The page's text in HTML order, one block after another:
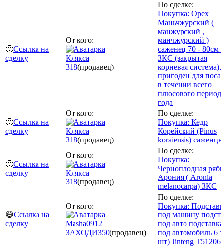
🙂Ссылка на
сделку
От кого:
Клякса
318(продавец)
По сделке:
Покупка: Орех
Маньчжурский (
манжурский ,
манчжурский )
саженец 70 - 80см
ЗКС (закрытая
корневая
пригоден для
в течении всего
плюсового
года
🙂Ссылка на
сделку
От кого:
Клякса
318(продавец)
По сделке:
Покупка: Кедр
Корейский (Pinus
koraiensis)
🙂Ссылка на
сделку
От кого:
Клякса
318(продавец)
По сделке:
Покупка:
Черноплодная
Арония ( Aronia
melanocarpa) ЗКС
😄Ссылка на
сделку
От кого:
Masha0912
ЗАХОДИ350(продавец)
По сделке:
Покупка:
под машину
под авто
под автомобиль 6
шт) Jinteng T51206